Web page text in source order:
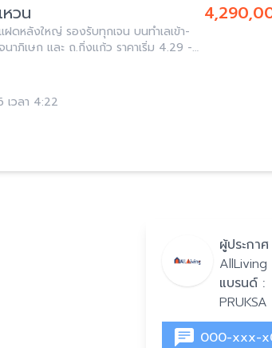
วน
ดหลังใหญ่ รองรับทุกเจน บนทำเลเข้า-
าภิเษก และ ถ.กิ่งแก้ว ราคาเริ่ม 4.29 -
เวลา 4:22
ผู้ประกาศ
AllLiving
แบรนด์ :
PRUKSA
000-xxx-